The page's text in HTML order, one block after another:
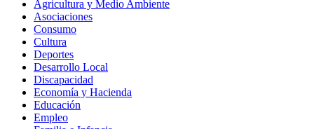
Agricultura y Medio Ambiente
Asociaciones
Consumo
Cultura
Deportes
Desarrollo Local
Discapacidad
Economía y Hacienda
Educación
Empleo